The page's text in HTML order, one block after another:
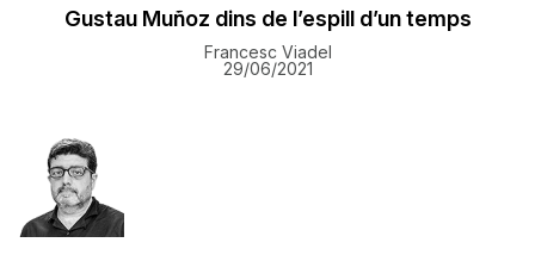
Gustau Muñoz dins de l’espill d’un temps
Francesc Viadel
29/06/2021